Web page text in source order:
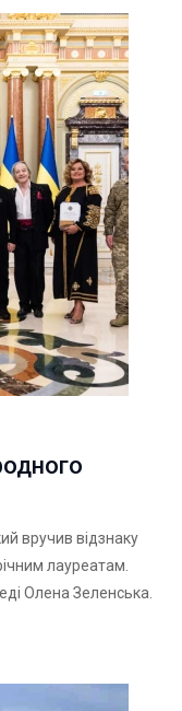
вручив відзнаку
лауреатам.
Олена Зеленська.